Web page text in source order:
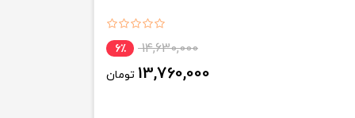
14,630,000 6٪
13,760,000 تومان